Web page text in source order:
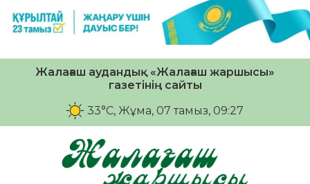
Жалағаш аудандық «Жалағаш жаршысы»
газетінің сайты
33°C, Жұма, 07 тамыз, 09:27